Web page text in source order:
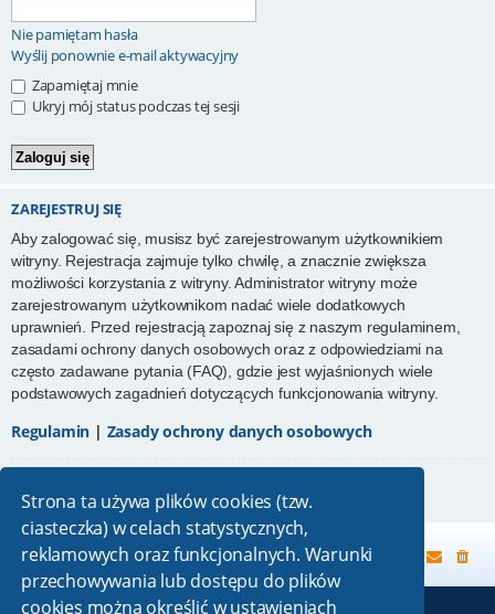
Strona ta używa plików cookies (tzw.
ciasteczka) w celach statystycznych,
reklamowych oraz funkcjonalnych. Warunki
przechowywania lub dostępu do plików
cookies można określić w ustawieniach
Nie pamiętam hasła
Wyślij ponownie e-mail aktywacyjny
Zapamiętaj mnie
Ukryj mój status podczas tej sesji
ZAREJESTRUJ SIĘ
Aby zalogować się, musisz być zarejestrowanym użytkownikiem
witryny. Rejestracja zajmuje tylko chwilę, a znacznie zwiększa
możliwości korzystania z witryny. Administrator witryny może
zarejestrowanym użytkownikom nadać wiele dodatkowych
uprawnień. Przed rejestracją zapoznaj się z naszym regulaminem,
zasadami ochrony danych osobowych oraz z odpowiedziami na
często zadawane pytania (FAQ), gdzie jest wyjaśnionych wiele
podstawowych zagadnień dotyczących funkcjonowania witryny.
Regulamin | Zasady ochrony danych osobowych
Strona główna